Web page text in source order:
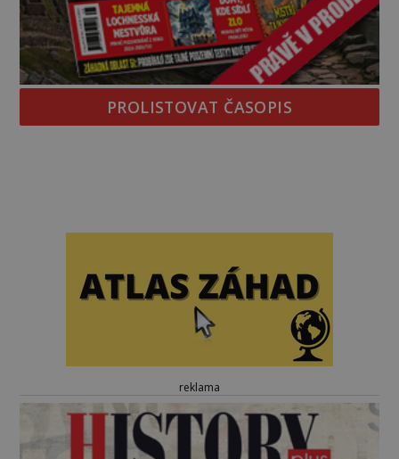
PROLISTOVAT ČASOPIS
reklama